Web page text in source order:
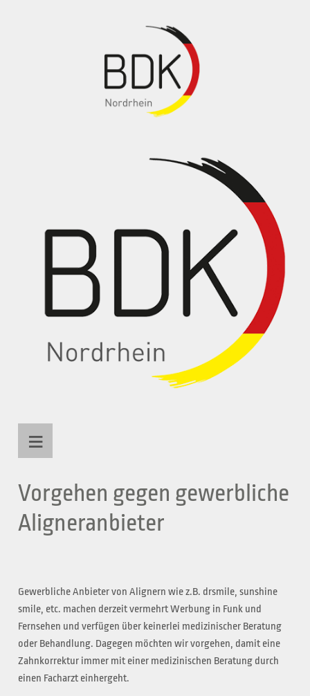
≡
Vorgehen gegen gewerbliche
Aligneranbieter
Gewerbliche Anbieter von Alignern wie z.B. drsmile, sunshine
smile, etc. machen derzeit vermehrt Werbung in Funk und
Fernsehen und verfügen über keinerlei medizinischer Beratung
oder Behandlung. Dagegen möchten wir vorgehen, damit eine
Zahnkorrektur immer mit einer medizinischen Beratung durch
einen Facharzt einhergeht.